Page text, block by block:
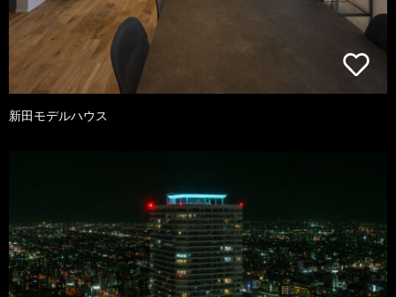
新田モデルハウス